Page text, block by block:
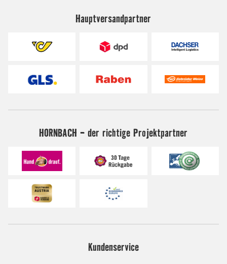
Hauptversandpartner
HORNBACH - der richtige Projektpartner
Kundenservice